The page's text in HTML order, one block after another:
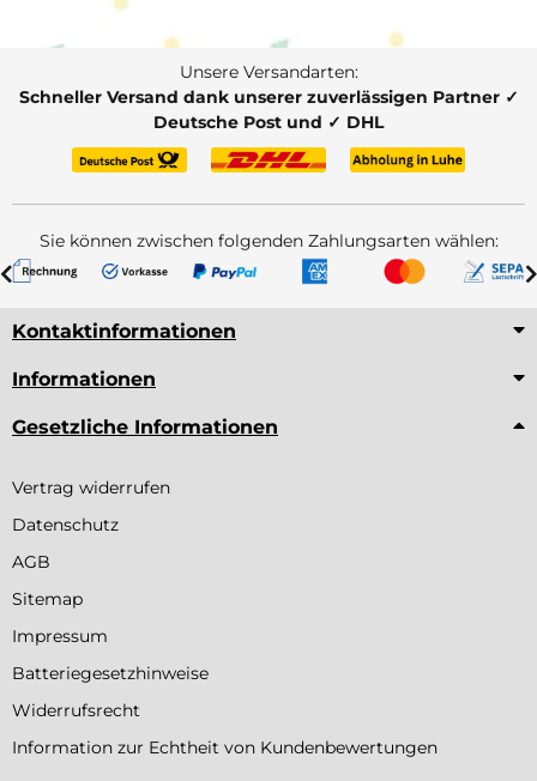
Unsere Versandarten:
Schneller Versand dank unserer zuverlässigen Partner ✓
Deutsche Post und ✓ DHL
Sie können zwischen folgenden Zahlungsarten wählen:
Kontaktinformationen
Informationen
Gesetzliche Informationen
Vertrag widerrufen
Datenschutz
AGB
Sitemap
Impressum
Batteriegesetzhinweise
Widerrufsrecht
Information zur Echtheit von Kundenbewertungen